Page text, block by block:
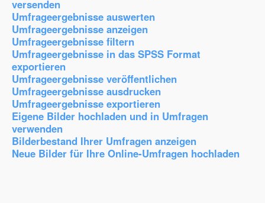
versenden
Umfrageergebnisse auswerten
Umfrageergebnisse anzeigen
Umfrageergebnisse filtern
Umfrageergebnisse in das SPSS Format
exportieren
Umfrageergebnisse veröffentlichen
Umfrageergebnisse ausdrucken
Umfrageergebnisse exportieren
Eigene Bilder hochladen und in Umfragen
verwenden
Bilderbestand Ihrer Umfragen anzeigen
Neue Bilder für Ihre Online-Umfragen hochladen